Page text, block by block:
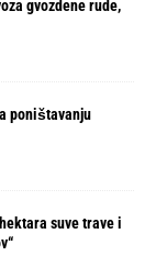
gvozdene rude,
poništavanju
suve trave i